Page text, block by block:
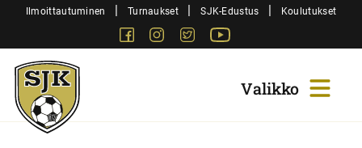
SiirryIlmoittautuminen | Turnaukset | SJK-Edustus | Koulutukset
FacebookInstagram
Twitter
Sjk-
Juniorit